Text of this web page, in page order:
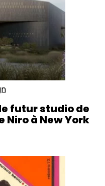
futur studio de
Niro à New York